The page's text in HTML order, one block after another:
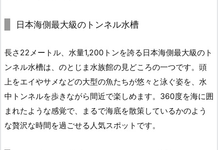
日本海側最大級のトンネル水槽
長さ22メートル、水量1,200トンを誇る日本海側最大級のト
ンネル水槽は、のとじま水族館の見どころの一つです。頭
上をエイやサメなどの大型の魚たちが悠々と泳ぐ姿を、水
中トンネルを歩きながら間近で楽しめます。360度を海に囲
まれたような感覚で、まるで海底を散策しているかのよう
な贅沢な時間を過ごせる人気スポットです。